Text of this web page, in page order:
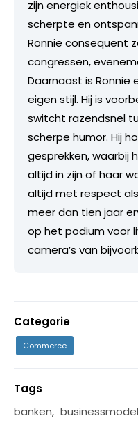
zijn energiek
scherpte en
Ronnie consequent
congressen,
Daarnaast is
eigen stijl. Hij is
switcht razendsnel
scherpe humor. Hij
gesprekken, waarbij
altijd in zijn of haar
altijd met respect
meer dan tien jaar
op het podium voor
camera’s van
Categorie
Commerce
Tags
banken, businessmodel